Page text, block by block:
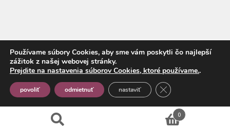
© MojDrobec.sk 2026
0
Používame súbory Cookies, aby sme vám poskytli čo najlepší
zážitok z našej webovej stránky.
Prejdite na nastavenia súborov Cookies, ktoré používame..
povoliť odmietnuť nastaviť Close GDPR